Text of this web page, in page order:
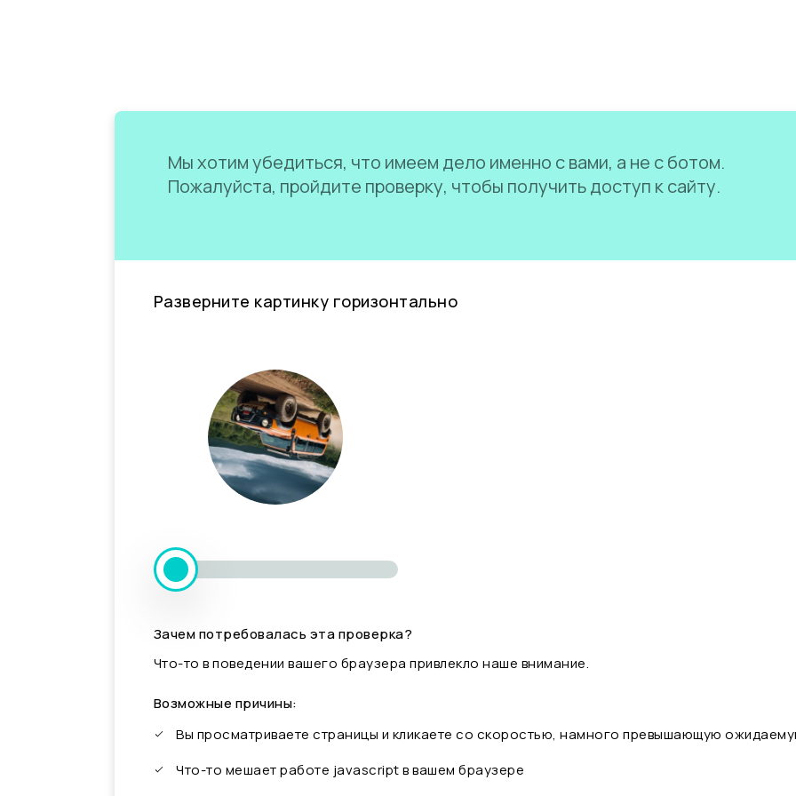
Мы хотим убедиться, что имеем дело именно с вами, а не с ботом.
Пожалуйста, пройдите проверку, чтобы получить доступ к сайту.
Разверните картинку горизонтально
Зачем потребовалась эта проверка?
Что-то в поведении вашего браузера привлекло наше внимание.
Возможные причины:
Вы просматриваете страницы и кликаете со скоростью, намного превышающую
Что-то мешает работе javascript в вашем браузере